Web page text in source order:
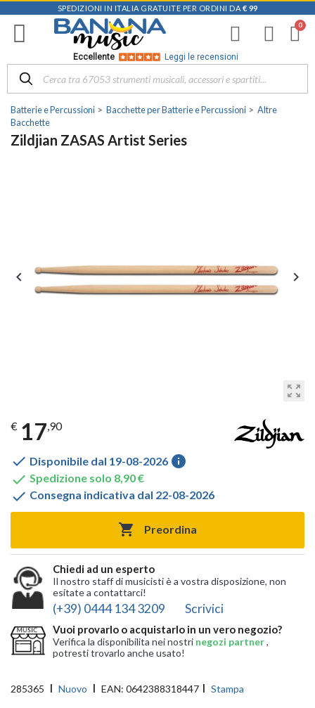
SPEDIZIONI IN ITALIA GRATUITE PER ORDINI DA € 99
Eccellente Leggi le recensioni
Batterie e Percussioni Bacchette per Batterie e Percussioni
Altre
Bacchette
Zildjian ZASAS Artist Series
zoom_out_map
 
€ 17,90
 Disponibile dal 19-08-2026 info
 Spedizione solo 8,90 €
 Consegna indicativa dal 22-08-2026
 Preordina
Chiedi ad un esperto
Il nostro staff di musicisti è a vostra disposizione, non
esitate a contattarci!
(+39) 0444 134 3209 Scrivici
Vuoi provarlo o acquistarlo in un vero negozio?
Verifica la disponibilita nei nostri negozi partner,
potresti trovarlo anche usato!
285365 Nuovo EAN: 0642388318447 Stampa